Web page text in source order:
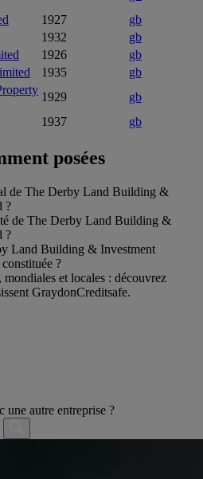
1927
gb
1932
gb
1926
gb
1935
gb
1929
gb
1937 gb
posées
de The Derby Land Building &
?
de The Derby Land Building &
?
Land Building & Investment
?
mondiales et locales : découvrez
GraydonCreditsafe.
une autre entreprise ?